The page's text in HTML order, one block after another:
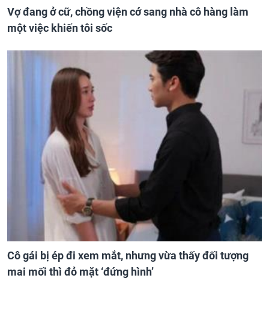
Vợ đang ở cữ, chồng viện cớ sang nhà cô hàng làm
một việc khiến tôi sốc
Cô gái bị ép đi xem mắt, nhưng vừa thấy đối tượng
mai mối thì đỏ mặt ‘đứng hình’